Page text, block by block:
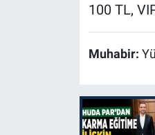
100 TL,
Muhabir: